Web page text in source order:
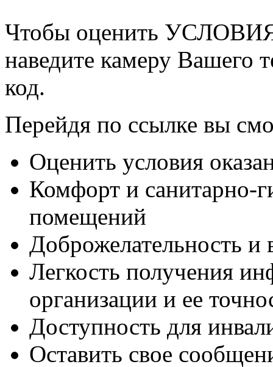
Чтобы оценить УСЛОВИЯ
наведите камеру Вашего
код.
Перейдя по ссылке вы
Оценить условия
Комфорт и санитарно-
помещений
Доброжелательность и
Легкость получения
организации и ее
Доступность для
Оставить свое